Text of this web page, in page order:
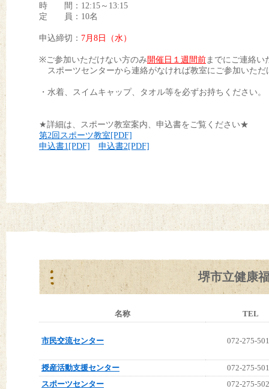
時 間：12:15～13:15
定 員：10名
申込締切： 7月8日（水）
※ご参加いただけない方のみ開催日１週間前までにご連絡い
スポーツセンターから連絡がなければ教室にご参加いただ
・水着、スイムキャップ、タオル等を必ずお持ちください。
★詳細は、スポーツ教室案内、申込書をご覧ください★
第2回スポーツ教室[PDF]
申込書1[PDF]
申込書2[PDF]
堺市立健康
名称 TEL
市民交流センター 072-275-
授産活動支援センター
072-275-
スポーツセンター
072-275-